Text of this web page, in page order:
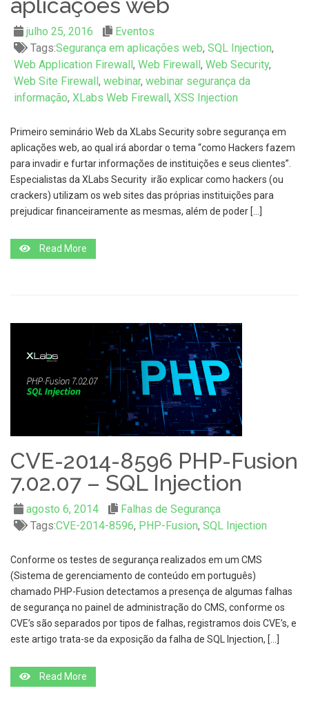
aplicações web
julho 25, 2016
Eventos
Tags:Segurança em aplicações web, SQL Injection,
Web Application Firewall , Web Firewall , Web Security,
Web Site Firewall , webinar, webinar segurança da
informação, XLabs Web Firewall , XSS Injection
Primeiro seminário Web da XLabs Security sobre segurança em
aplicações web, ao qual irá abordar o tema “como Hackers fazem
para invadir e furtar informações de instituições e seus clientes”.
Especialistas da XLabs Security irão explicar como hackers (ou
crackers) utilizam os web sites das próprias instituições para
prejudicar financeiramente as mesmas, além de poder […]
Read More
CVE-2014-8596 PHP-Fusion
7.02.07 – SQL Injection
agosto 6, 2014
Falhas de Segurança
Tags:CVE-2014-8596, PHP-Fusion, SQL Injection
Conforme os testes de segurança realizados em um CMS
(Sistema de gerenciamento de conteúdo em português)
chamado PHP-Fusion detectamos a presença de algumas falhas
de segurança no painel de administração do CMS, conforme os
CVE’s são separados por tipos de falhas, registramos dois CVE’s, e
este artigo trata-se da exposição da falha de SQL Injection, […]
Read More